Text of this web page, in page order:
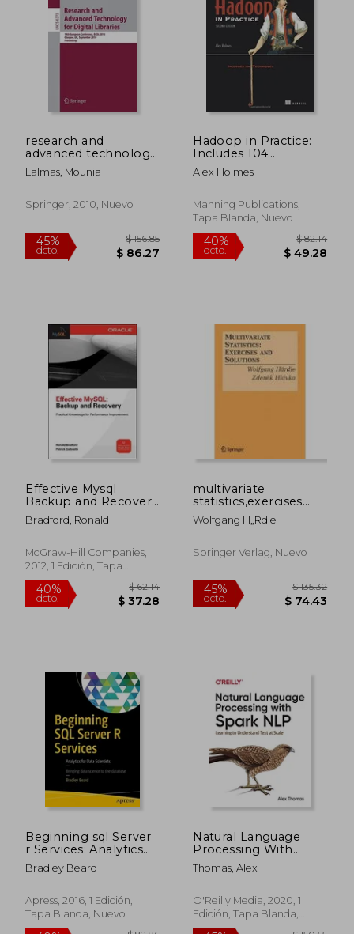
dcto.
45%
dcto.
$ 456.32 40%
dcto.
research and
advanced technology
for digital libraries:
14th european
2010, glasgow, uk,
(en Inglés)
Lalmas, Mounia
Springer, 2010, Nuevo
45%
dcto. $ 86.27
Hadoop in Practice:
Includes 104
Techniques
Alex Holmes
Manning Publications,
Tapa Blanda, Nuevo
40%
dcto.
Effective Mysql
Backup and Recovery
(Oracle Press) (en
Inglés)
Bradford, Ronald
McGraw-Hill Companies,
2012, 1 Edición, Tapa
Blanda, Nuevo
multivariate
statistics,exercises
and solutions
Wolfgang H„rdle
Springer Verlag, Nuevo
Beginning sql Server
r Services: Analytics
for Data Scientists (en
Inglés)
Bradley Beard
Apress, 2016, 1 Edición,
Tapa Blanda, Nuevo
Natural Language
Processing With
Spark Nlp: Learning
to Understand Text at
Thomas, Alex
O'Reilly Media, 2020, 1
Edición, Tapa Blanda,
Nuevo